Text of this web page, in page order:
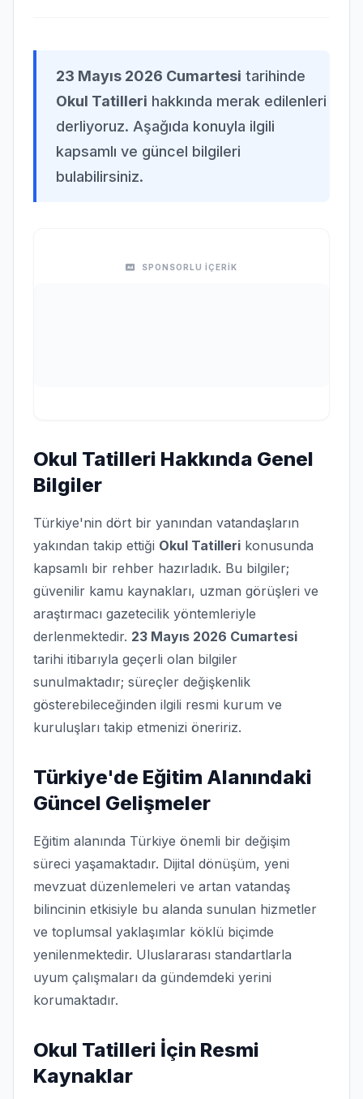
23 Mayıs 2026 Cumartesi tarihinde
Okul Tatilleri hakkında merak edilenleri
derliyoruz. Aşağıda konuyla ilgili
kapsamlı ve güncel bilgileri
bulabilirsiniz.
SPONSORLU İÇERİK
Okul Tatilleri Hakkında Genel
Bilgiler
Türkiye'nin dört bir yanından vatandaşların
yakından takip ettiği Okul Tatilleri konusunda
kapsamlı bir rehber hazırladık. Bu bilgiler;
güvenilir kamu kaynakları, uzman görüşleri ve
araştırmacı gazetecilik yöntemleriyle
derlenmektedir. 23 Mayıs 2026 Cumartesi
tarihi itibarıyla geçerli olan bilgiler
sunulmaktadır; süreçler değişkenlik
gösterebileceğinden ilgili resmi kurum ve
kuruluşları takip etmenizi öneririz.
Türkiye'de Eğitim Alanındaki
Güncel Gelişmeler
Eğitim alanında Türkiye önemli bir değişim
süreci yaşamaktadır. Dijital dönüşüm, yeni
mevzuat düzenlemeleri ve artan vatandaş
bilincinin etkisiyle bu alanda sunulan hizmetler
ve toplumsal yaklaşımlar köklü biçimde
yenilenmektedir. Uluslararası standartlarla
uyum çalışmaları da gündemdeki yerini
korumaktadır.
Okul Tatilleri İçin Resmi
Kaynaklar